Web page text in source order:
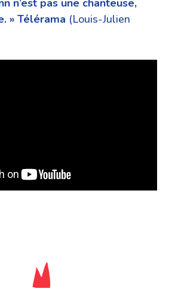
n’est pas une chanteuse,
» Télérama (Louis-Julien